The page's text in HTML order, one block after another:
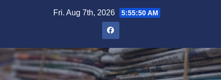
Fri. Aug 7th, 2026 5:55:51 AM